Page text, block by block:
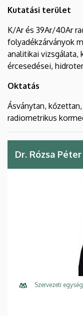
Kutatási terület
K/Ar és 39Ar/40Ar
folyadékzárványok
analitikai vizsgálata,
ércesedései,
Oktatás
Ásványtan,
radiometrikus
Dr. Rózsa Péter
Szervezeti egység